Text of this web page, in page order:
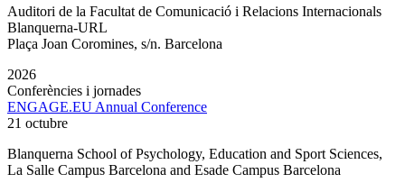
Auditori de la Facultat de Comunicació i Relacions Internacionals
Blanquerna-URL
Plaça Joan Coromines, s/n. Barcelona
2026
Conferències i jornades
ENGAGE.EU Annual Conference
21 octubre
Blanquerna School of Psychology, Education and Sport Sciences,
La Salle Campus Barcelona and Esade Campus Barcelona